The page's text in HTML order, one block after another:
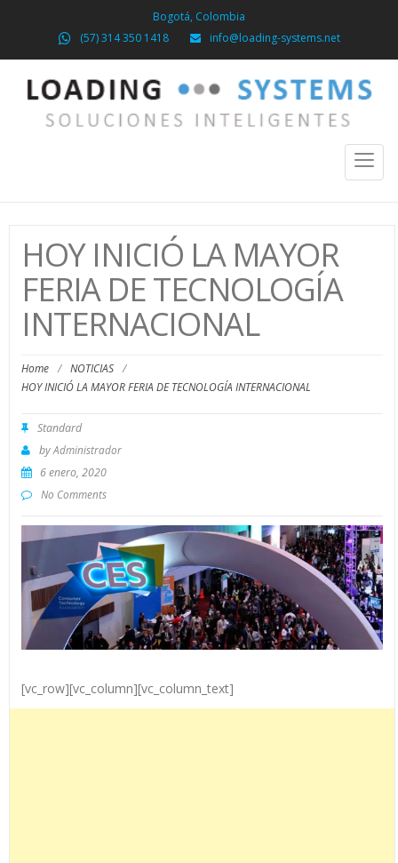
Bogotá, Colombia
(57) 314 350 1418
info@loading-systems.net
Toggle
HOY INICIÓ LA MAYOR
FERIA DE TECNOLOGÍA
INTERNACIONAL
Home / NOTICIAS /
HOY INICIÓ LA MAYOR FERIA DE TECNOLOGÍA INTERNACIONAL
Standard
byAdministrador
6 enero, 2020
No Comments
[vc_row][vc_column][vc_column_text]